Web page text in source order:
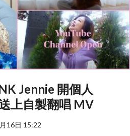
Jennie 開個人
上自製翻唱 MV
16日 15:22